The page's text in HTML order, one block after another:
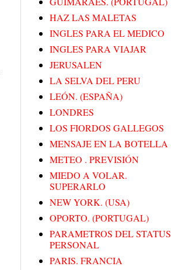
HAZ LAS MALETAS
INGLES PARA EL MEDICO
INGLES PARA VIAJAR
JERUSALEN
LA SELVA DEL PERU
LEÓN. (ESPAÑA)
LONDRES
LOS FIORDOS GALLEGOS
MENSAJE EN LA BOTELLA
METEO . PREVISIÓN
MIEDO A VOLAR.
SUPERARLO
NEW YORK. (USA)
OPORTO. (PORTUGAL)
PARAMETROS DEL STATUS
PERSONAL
PARIS. FRANCIA